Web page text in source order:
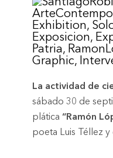
La actividad de
sábado 30 de
plática “Ramón
poeta Luis Téllez